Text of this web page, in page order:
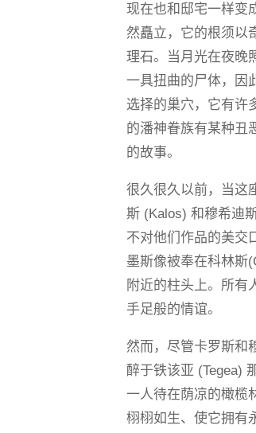
现在也和邸宅一样变
然矗立，它的根须以
理石。当月光在夜晚
一具扭曲的尸体，因
选择的巢穴，它有许
的潘神眷族有某种丑
的故事。
很久很久以前，当
斯 (Kalos) 和穆希迪
不对他们作品的美交
墨斯像被奉在科林斯
附近的柱头上。所有
手足般的情谊。
然而，尽管卡罗斯和
醉于铁该亚 (Tegea)
一人待在荫凉的橄榄
栩栩如生、使它拥有